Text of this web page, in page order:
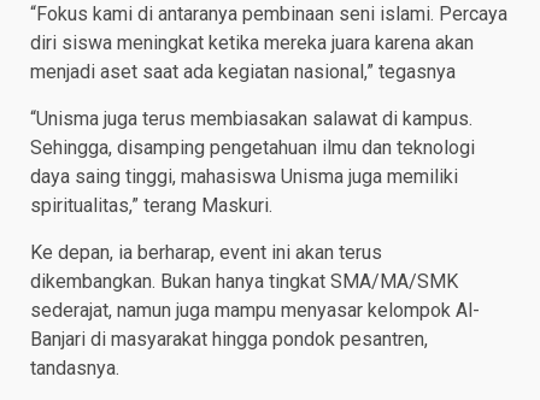
“Fokus kami di antaranya pembinaan seni islami. Percaya
diri siswa meningkat ketika mereka juara karena akan
menjadi aset saat ada kegiatan nasional,” tegasnya
“Unisma juga terus membiasakan salawat di kampus.
Sehingga, disamping pengetahuan ilmu dan teknologi
daya saing tinggi, mahasiswa Unisma juga memiliki
spiritualitas,” terang Maskuri.
Ke depan, ia berharap, event ini akan terus
dikembangkan. Bukan hanya tingkat SMA/MA/SMK
sederajat, namun juga mampu menyasar kelompok Al-
Banjari di masyarakat hingga pondok pesantren,
tandasnya.